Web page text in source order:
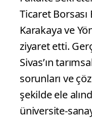
Ticaret Borsası
Karakaya ve
ziyaret etti.
Sivas’ın
sorunları ve
şekilde ele
üniversite-